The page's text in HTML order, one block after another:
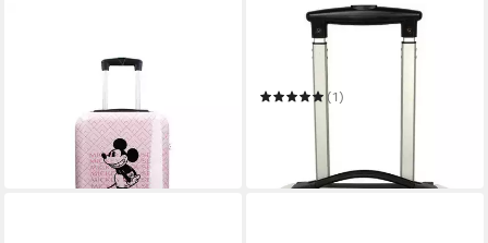
leider ausverkauft
UNDERCOVER
Kinderkoffer Mickey Mouse,
(1)
ab 59,99 €
lieferbar in 2 Wochen